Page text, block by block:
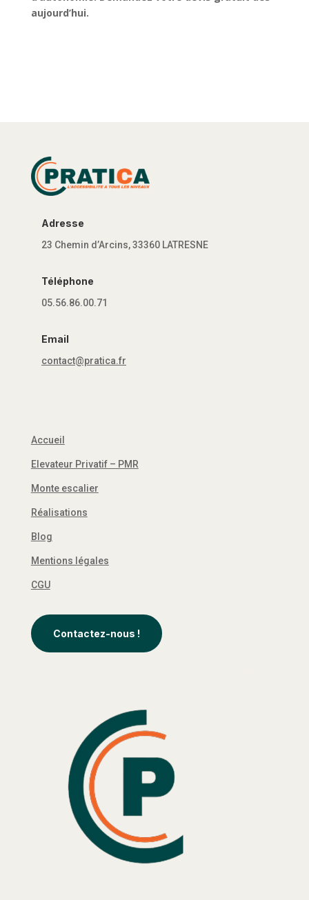
aujourd’hui.
Adresse
23 Chemin d’Arcins, 33360 LATRESNE
Téléphone
05.56.86.00.71
Email
contact@pratica.fr
Accueil
Elevateur Privatif – PMR
Monte escalier
Réalisations
Blog
Mentions légales
CGU
Contactez-nous !